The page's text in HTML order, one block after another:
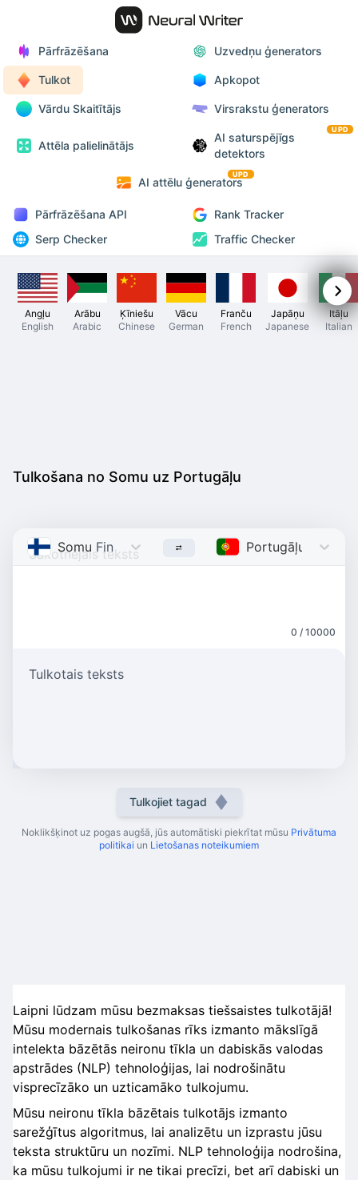
Pārfrāzēšana Uzvedņu ģenerators
Tulkot Apkopot
Vārdu Skaitītājs Virsrakstu ģenerators
Attēla palielinātājs
AI saturspējīgs
detektors
UPD
AI attēlu ģenerators
UPD
Pārfrāzēšana API
Rank Tracker
Serp Checker
Traffic Checker
Angļu
English
Arābu
Arabic
Ķīniešu
Chinese
Vācu
German
Franču
French
Japāņu
Japanese
Itāļu
Italian
Tulkošana no Somu uz Portugāļu
Somu Finnish Portugāļu
0 / 10000
Tulkotais teksts
Tulkojiet tagad
Noklikšķinot uz pogas augšā, jūs automātiski piekrītat mūsu Privātuma
politikai un Lietošanas noteikumiem
Laipni lūdzam mūsu bezmaksas tiešsaistes tulkotājā!
Mūsu modernais tulkošanas rīks izmanto mākslīgā
intelekta bāzētās neironu tīkla un dabiskās valodas
apstrādes (NLP) tehnoloģijas, lai nodrošinātu
visprecīzāko un uzticamāko tulkojumu.
Mūsu neironu tīkla bāzētais tulkotājs izmanto
sarežģītus algoritmus, lai analizētu un izprastu jūsu
teksta struktūru un nozīmi. NLP tehnoloģija nodrošina,
ka mūsu tulkojumi ir ne tikai precīzi, bet arī dabiski un